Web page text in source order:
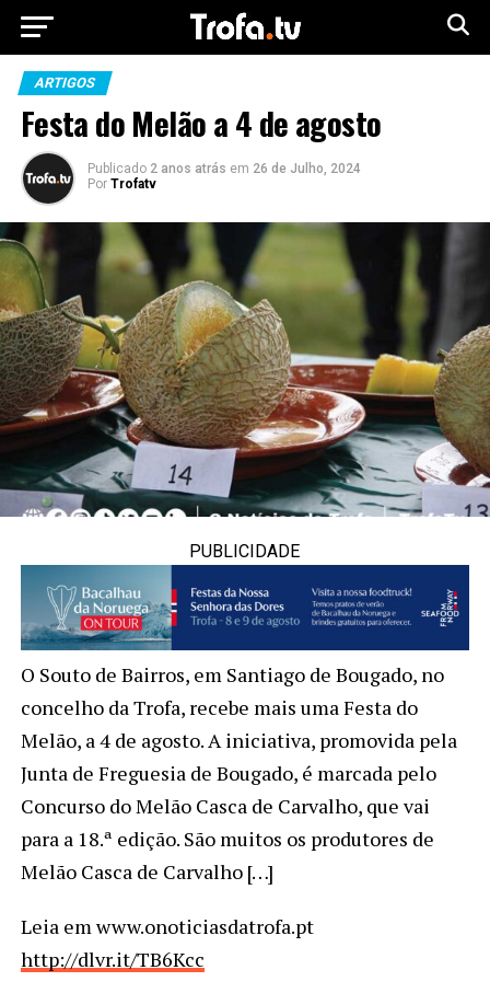
ARTIGOS
Festa do Melão a 4 de agosto
Publicado 2 anos atrás em 26 de Julho, 2024
Por Trofatv
PUBLICIDADE
O Souto de Bairros, em Santiago de Bougado, no
concelho da Trofa, recebe mais uma Festa do
Melão, a 4 de agosto. A iniciativa, promovida pela
Junta de Freguesia de Bougado, é marcada pelo
Concurso do Melão Casca de Carvalho, que vai
para a 18.ª edição. São muitos os produtores de
Melão Casca de Carvalho […]
Leia em www.onoticiasdatrofa.pt
http://dlvr.it/TB6Kcc